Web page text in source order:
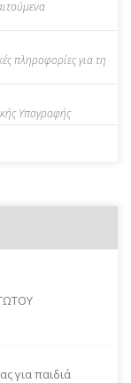
πληροφορίες για τη
Υπογραφής
για παιδιά